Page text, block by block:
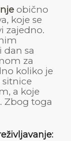
obično
koje se
zajedno.
sa
za
koliko je
a koje
Zbog toga